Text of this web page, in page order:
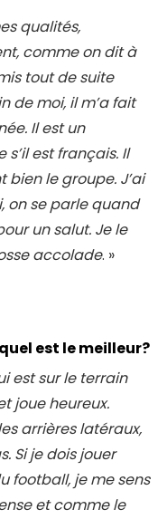
qualités,
comme on dit à
tout de suite
de moi, il m’a fait
Il est un
est français. Il
le groupe. J’ai
on se parle quand
un salut. Je le
accolade. »
est le meilleur?
est sur le terrain
joue heureux.
arrières latéraux,
Si je dois jouer
football, je me sens
et comme le